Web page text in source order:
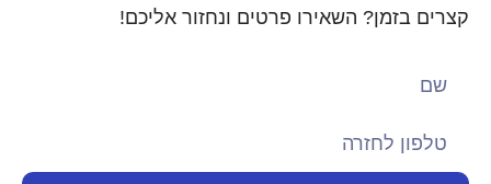
קצרים בזמן? השאירו פרטים ונחזור אליכם!